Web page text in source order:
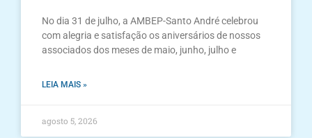
No dia 31 de julho, a AMBEP-Santo André celebrou
com alegria e satisfação os aniversários de nossos
associados dos meses de maio, junho, julho e
LEIA MAIS »
agosto 5, 2026